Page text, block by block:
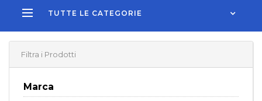
TUTTE LE CATEGORIE
Filtra i Prodotti
Marca